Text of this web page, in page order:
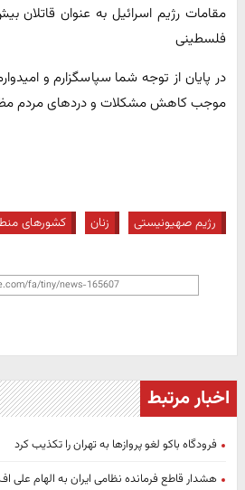
فلسطینی
در پایان از توجه شما سپاسگزارم و
موجب کاهش مشکلات و دردهای مردم
رژیم صهیونیستی زنان کشورهای
اخبار مرتبط
فرودگاه باکو لغو پروازها به تهران را تکذیب کرد
هشدار قاطع فرمانده نظامی ایران به الهام علی